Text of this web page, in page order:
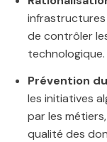
infrastructures
de contrôler
technologique.
Prévention du
les initiatives
par les
qualité des